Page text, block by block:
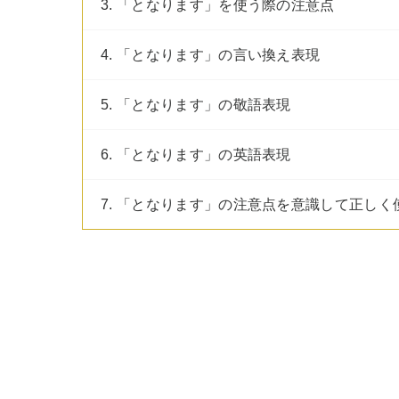
3. 「となります」を使う際の注意点
4. 「となります」の言い換え表現
5. 「となります」の敬語表現
6. 「となります」の英語表現
7. 「となります」の注意点を意識して正しく